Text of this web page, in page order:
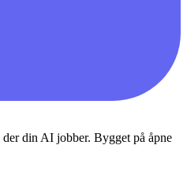
din AI jobber. Bygget på åpne